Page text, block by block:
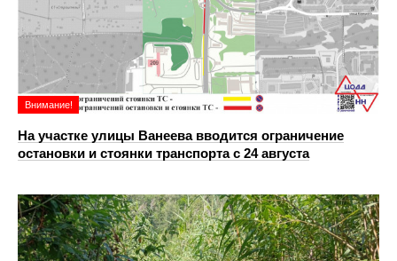
Внимание!
На участке улицы Ванеева вводится ограничение
остановки и стоянки транспорта с 24 августа